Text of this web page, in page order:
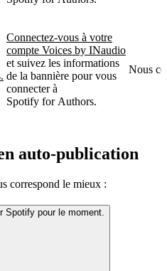
Connectez-vous à votre
compte Voices by INaudio
et suivez les informations
de la bannière pour vous
connecter à
Spotify for Authors.
Nous
auto-publication
correspond le mieux :
Spotify pour le moment.